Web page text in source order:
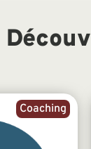
Coaching